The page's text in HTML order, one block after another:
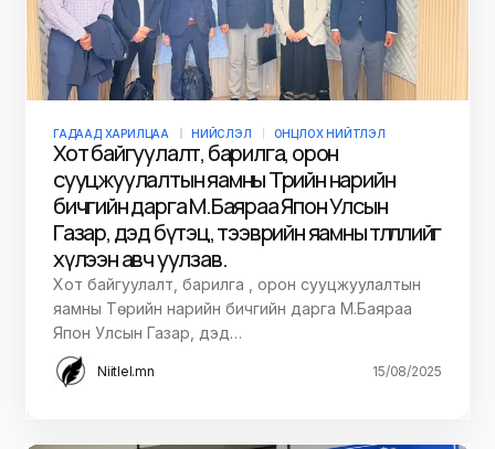
ГАДААД ХАРИЛЦАА НИЙСЛЭЛ ОНЦЛОХ НИЙТЛЭЛ
Хот байгуулалт, барилга, орон
сууцжуулалтын яамны Төрийн нарийн
бичгийн дарга М.Баяраа Япон Улсын
Газар, дэд бүтэц, тээврийн яамны төлөөлөлийг
хүлээн авч уулзав.
Хот байгуулалт, барилга , орон сууцжуулалтын
яамны Төрийн нарийн бичгийн дарга М.Баяраа
Япон Улсын Газар, дэд…
Niitlel.mn 15/08/2025